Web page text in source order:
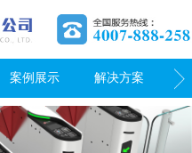
案例展示 解决方案